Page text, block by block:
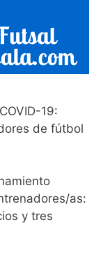
19:
de fútbol
as:
y tres